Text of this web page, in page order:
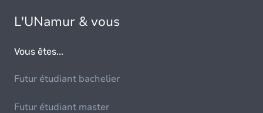
L'UNamur & vous
Vous êtes...
Futur étudiant bachelier
Futur étudiant master